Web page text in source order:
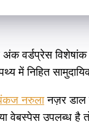
अंक वर्डप्रेस
में निहित
नरुलानज़र डाल
वेबस्पेस उपलब्ध है